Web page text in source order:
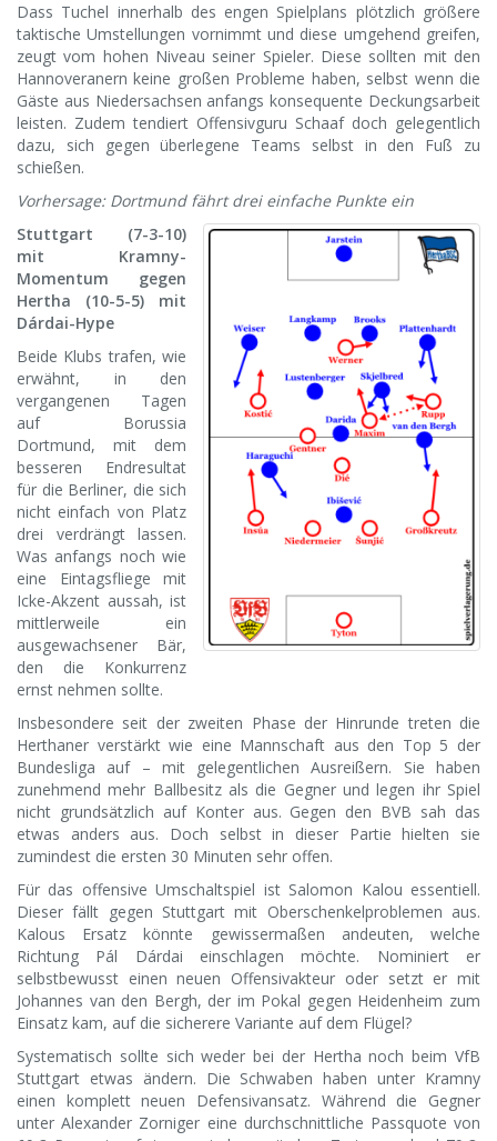
Dass Tuchel innerhalb des engen Spielplans plötzlich größere
taktische Umstellungen vornimmt und diese umgehend greifen,
zeugt vom hohen Niveau seiner Spieler. Diese sollten mit den
Hannoveranern keine großen Probleme haben, selbst wenn die
Gäste aus Niedersachsen anfangs konsequente Deckungsarbeit
leisten. Zudem tendiert Offensivguru Schaaf doch gelegentlich
dazu, sich gegen überlegene Teams selbst in den Fuß zu
schießen.
Vorhersage: Dortmund fährt drei einfache Punkte ein
Stuttgart (7-3-10)
mit Kramny-
Momentum gegen
Hertha (10-5-5) mit
Dárdai-Hype
Beide Klubs trafen, wie
erwähnt, in den
vergangenen Tagen
auf Borussia
Dortmund, mit dem
besseren Endresultat
für die Berliner, die sich
nicht einfach von Platz
drei verdrängt lassen.
Was anfangs noch wie
eine Eintagsfliege mit
Icke-Akzent aussah, ist
mittlerweile ein
ausgewachsener Bär,
den die Konkurrenz
ernst nehmen sollte.
Insbesondere seit der zweiten Phase der Hinrunde treten die
Herthaner verstärkt wie eine Mannschaft aus den Top 5 der
Bundesliga auf – mit gelegentlichen Ausreißern. Sie haben
zunehmend mehr Ballbesitz als die Gegner und legen ihr Spiel
nicht grundsätzlich auf Konter aus. Gegen den BVB sah das
etwas anders aus. Doch selbst in dieser Partie hielten sie
zumindest die ersten 30 Minuten sehr offen.
Für das offensive Umschaltspiel ist Salomon Kalou essentiell.
Dieser fällt gegen Stuttgart mit Oberschenkelproblemen aus.
Kalous Ersatz könnte gewissermaßen andeuten, welche
Richtung Pál Dárdai einschlagen möchte. Nominiert er
selbstbewusst einen neuen Offensivakteur oder setzt er mit
Johannes van den Bergh, der im Pokal gegen Heidenheim zum
Einsatz kam, auf die sicherere Variante auf dem Flügel?
Systematisch sollte sich weder bei der Hertha noch beim VfB
Stuttgart etwas ändern. Die Schwaben haben unter Kramny
einen komplett neuen Defensivansatz. Während die Gegner
unter Alexander Zorniger eine durchschnittliche Passquote von